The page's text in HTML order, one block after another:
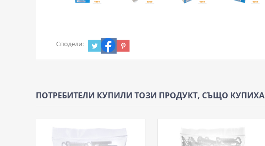
Сподели:
ПОТРЕБИТЕЛИ КУПИЛИ ТОЗИ ПРОДУКТ, СЪЩО КУПИХА